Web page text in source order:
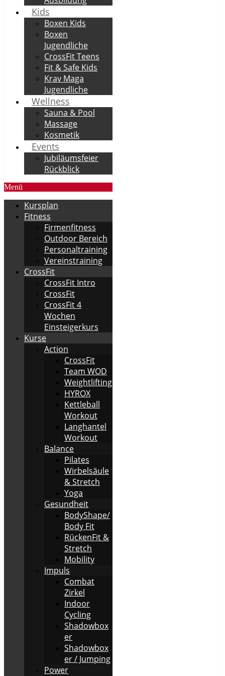
Kids
Boxen Kids
Boxen
Jugendliche
CrossFit Teens
Fit & Safe Kids
Krav Maga
Jugendliche
Wellness
Sauna & Pool
Massage
Kosmetik
Events
Jubiläumsfeier
Rückblick
Menü
Kursplan
Fitness
Firmenfitness
Outdoor Bereich
Personaltraining
Vereinstraining
CrossFit
CrossFit Intro
CrossFit
CrossFit 4
Wochen
Einsteigerkurs
Kurse
Action
CrossFit
Team WOD
Weightlifting
HYROX
Kettleball
Workout
Langhantel
Workout
Balance
Pilates
Wirbelsäule
& Stretch
Yoga
Gesundheit
BodyShape/
Body Fit
RückenFit &
Stretch
Mobility
Impuls
Combat
Zirkel
Indoor
Cycling
Shadowbox
er
Shadowbox
er / Jumping
Power